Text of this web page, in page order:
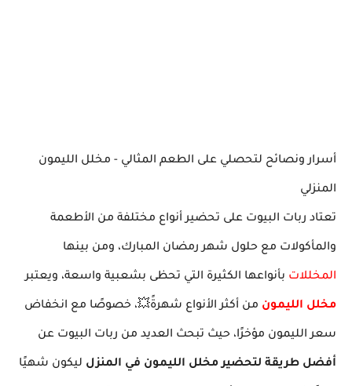
أسرار ونصائح لتحصلي على الطعم المثالي - مخلل الليمون
المنزلي
تعتاد ربات البيوت على تحضير أنواع مختلفة من الأطعمة
والمأكولات مع حلول شهر رمضان المبارك، ومن بينها
المخللات بأنواعها الكثيرة التي تحظى بشعبية واسعة، ويعتبر
مخلل الليمون من أكثر الأنواع شهرةً💥، خصوصًا مع انخفاض
سعر الليمون مؤخرًا، حيث تبحث العديد من ربات البيوت عن
أفضل طريقة لتحضير مخلل الليمون في المنزل ليكون شهيًا